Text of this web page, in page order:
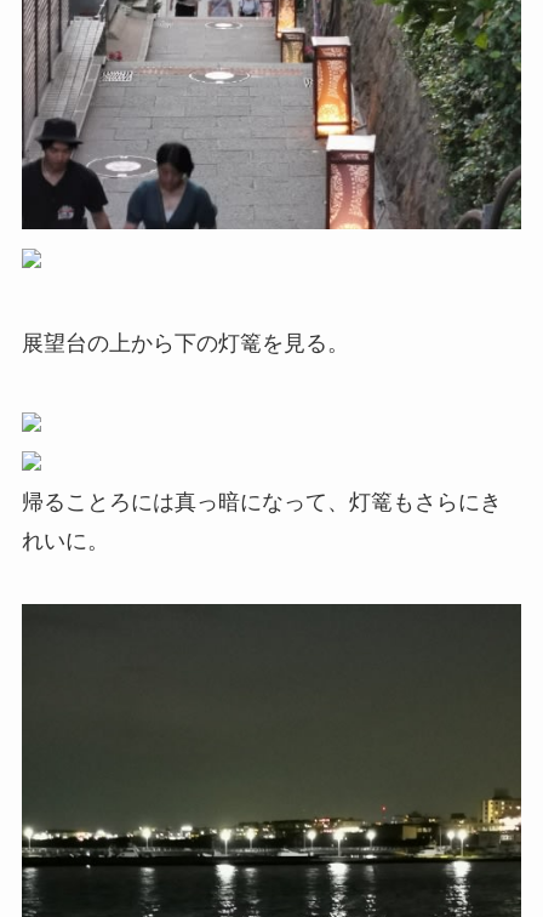
展望台の上から下の灯篭を見る。
帰ることろには真っ暗になって、灯篭もさらにき
れいに。